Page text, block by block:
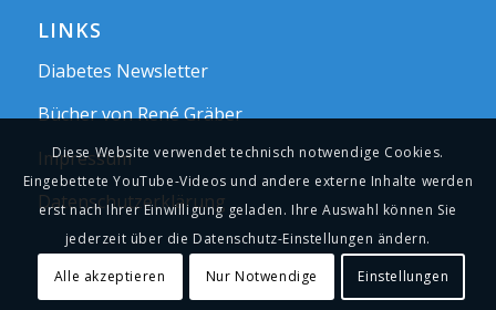
LINKS
Diabetes Newsletter
Bücher von René Gräber
Impressum
Datenschutzerklärung
Diese Website verwendet technisch notwendige Cookies.
Eingebettete YouTube-Videos und andere externe Inhalte werden
erst nach Ihrer Einwilligung geladen. Ihre Auswahl können Sie
jederzeit über die Datenschutz-Einstellungen ändern.
Alle akzeptieren Nur Notwendige Einstellungen